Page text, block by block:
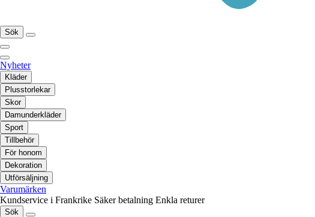
Sök
Nyheter
Kläder
Plusstorlekar
Skor
Damunderkläder
Sport
Tillbehör
För honom
Dekoration
Utförsäljning
Varumärken
Kundservice i Frankrike Säker betalning Enkla returer
Sök